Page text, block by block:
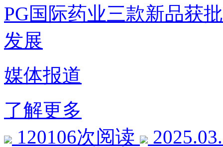
PG国际药业三款新品获
发展
媒体报道
了解更多
120106次阅读